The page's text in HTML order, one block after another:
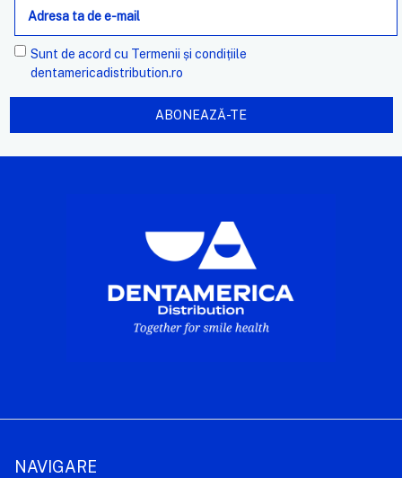
mail
Sunt de acord cu Termenii și condițiile
dentamericadistribution.ro
NAVIGARE